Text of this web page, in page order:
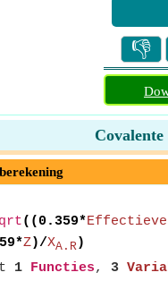
👎
((0.359*
Z)/XA.R )
1 Functies, 3